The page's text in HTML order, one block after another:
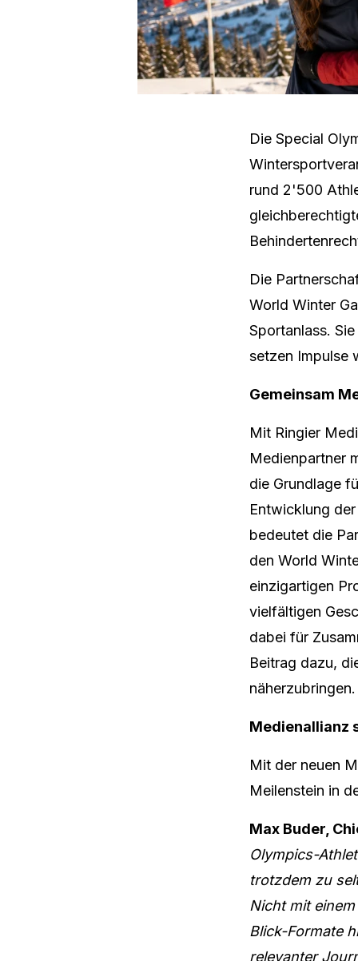
Die Special
rund 2'500
Die
World Winter
Sportanlass.
setzen Impulse
Gemeinsam
Mit Ringier
Medienpartner
die Grundlage
Entwicklung
bedeutet die
den World
einzigartigen
vielfältigen
dabei für
Beitrag dazu,
näherzubringen.
Medienallianz
Mit der neuen
Meilenstein in
Max Buder,
Olympics-
trotzdem zu
Nicht mit
Blick-Formate
relevanter